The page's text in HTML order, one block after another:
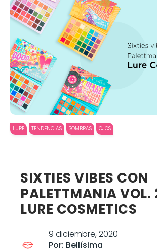
LURE TENDENCIAS SOMBRAS OJOS
SIXTIES VIBES CON
PALETTMANIA VOL.
LURE COSMETICS
9 diciembre, 2020
Por: Bellísima